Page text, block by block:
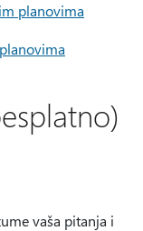
planovima
vaša pitanja i